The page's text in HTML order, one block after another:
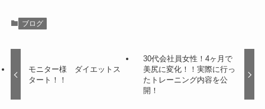
ブログ
モニター様 ダイエットス
タート！！
30代会社員女性！4ヶ月で
美尻に変化！！実際に行っ
たトレーニング内容を公
開！